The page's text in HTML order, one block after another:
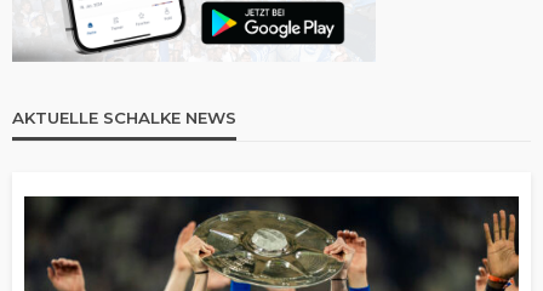
AKTUELLE SCHALKE NEWS